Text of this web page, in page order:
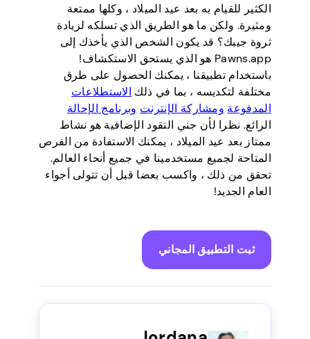
الكثير للقيام به بعد عيد الميلاد ، وكلها ممتعة
ومثيرة. ولكن ما هو الطريق الذي تسلكه لزيادة
ثروة جيبك؟ قد يكون الشخص الذي يأخذك إلى
Pawns.app هو الذي يستحق الاستكشاف!
باستخدام تطبيقنا ، يمكنك الحصول على طرق
مختلفة لتكديسه ، بما في ذلك الاستطلاعات
المدفوعة ومشاركة الإنترنت وبرنامج الإحالة
الرائع. نظرا لأن جني النقود الإضافية هو نشاط
ممتاز بعد عيد الميلاد ، يمكنك الاستفادة من الفرص
المتاحة لجميع مستخدمينا في جميع أنحاء العالم.
تحقق من ذلك ، واكسب بعضا قبل أن تتولى أجواء
العام الجديد!
ثبت التطبيق المجاني